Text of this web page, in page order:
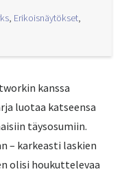
, Erikoisnäytökset,
kanssa
luotaa katseensa
täysosumiin.
– karkeasti laskien
olisi houkuttelevaa